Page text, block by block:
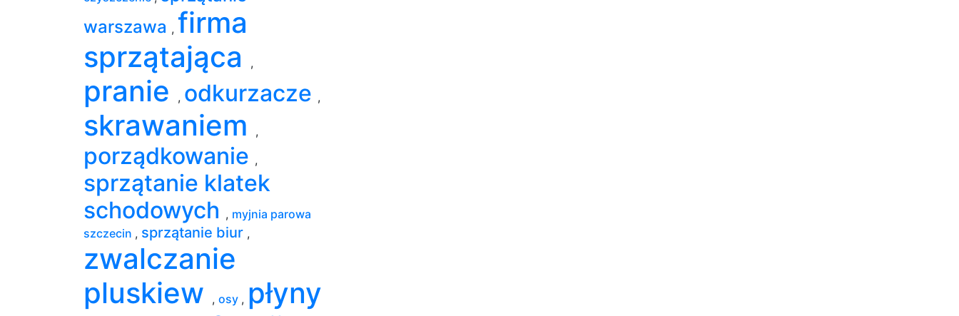
warszawa , firma
sprzątająca
,
pranie , odkurzacze ,
skrawaniem ,
porządkowanie ,
sprzątanie klatek
schodowych , myjnia parowa
szczecin , sprzątanie biur ,
zwalczanie
pluskiew
, osy , płyny